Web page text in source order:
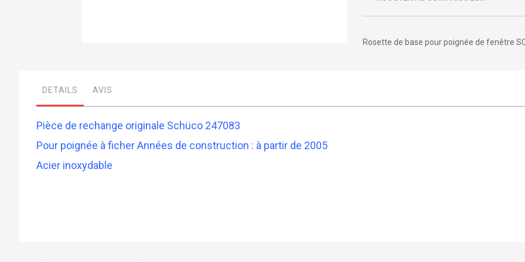
gallery
Rosette de base pour poignée de fenêtre
DETAILS
Pièce de rechange originale Schüco 247083
Pour poignée à ficher Années de construction : à partir de 2005
Acier inoxydable
AVIS